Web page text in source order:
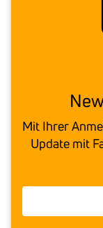
Text
Mit Ihrer
Update mit